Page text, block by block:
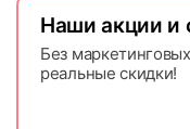
Наши акции и
Без
реальные скидки!